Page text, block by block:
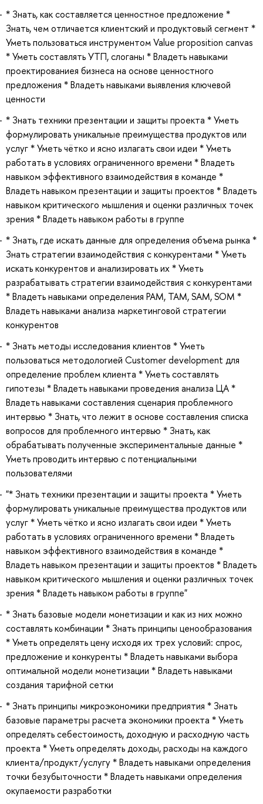
* Знать, как составляется ценностное предложение *
Знать, чем отличается клиентский и продуктовый сегмент *
Уметь пользоваться инструментом Value proposition canvas
* Уметь составлять УТП, слоганы * Владеть навыками
проектированиея бизнеса на основе ценностного
предложения * Владеть навыками выявления ключевой
ценности
* Знать техники презентации и защиты проекта * Уметь
формулировать уникальные преимущества продуктов или
услуг * Уметь чётко и ясно излагать свои идеи * Уметь
работать в условиях ограниченного времени * Владеть
навыком эффективного взаимодействия в команде *
Владеть навыком презентации и защиты проектов * Владеть
навыком критического мышления и оценки различных точек
зрения * Владеть навыком работы в группе
* Знать, где искать данные для определения объема рынка *
Знать стратегии взаимодействия с конкурентами * Уметь
искать конкурентов и анализировать их * Уметь
разрабатывать стратегии взаимодействия с конкурентами
* Владеть навыками определения PAM, TAM, SAM, SOM *
Владеть навыками анализа маркетинговой стратегии
конкурентов
* Знать методы исследования клиентов * Уметь
пользоваться методологией Customer development для
определение проблем клиента * Уметь составлять
гипотезы * Владеть навыками проведения анализа ЦА *
Владеть навыками составления сценария проблемного
интервью * Знать, что лежит в основе составления списка
вопросов для проблемного интервью * Знать, как
обрабатывать полученные экспериментальные данные *
Уметь проводить интервью с потенциальными
пользователями
"* Знать техники презентации и защиты проекта * Уметь
формулировать уникальные преимущества продуктов или
услуг * Уметь чётко и ясно излагать свои идеи * Уметь
работать в условиях ограниченного времени * Владеть
навыком эффективного взаимодействия в команде *
Владеть навыком презентации и защиты проектов * Владеть
навыком критического мышления и оценки различных точек
зрения * Владеть навыком работы в группе"
* Знать базовые модели монетизации и как из них можно
составлять комбинации * Знать принципы ценообразования
* Уметь определять цену исходя их трех условий: спрос,
предложение и конкуренты * Владеть навыками выбора
оптимальной модели монетизации * Владеть навыками
создания тарифной сетки
* Знать принципы микроэкономики предприятия * Знать
базовые параметры расчета экономики проекта * Уметь
определять себестоимость, доходную и расходную часть
проекта * Уметь определять доходы, расходы на каждого
клиента/продукт/услугу * Владеть навыками определения
точки безубыточности * Владеть навыками определения
окупаемости разработки